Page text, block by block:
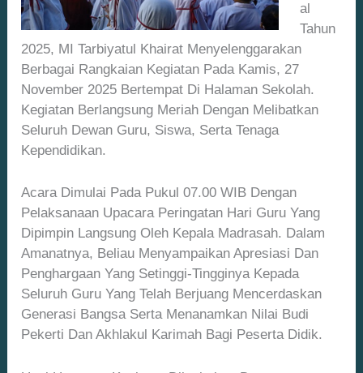
Al
Tahun
2025, MI Tarbiyatul Khairat Menyelenggarakan
Berbagai Rangkaian Kegiatan Pada Kamis, 27
November 2025 Bertempat Di Halaman Sekolah.
Kegiatan Berlangsung Meriah Dengan Melibatkan
Seluruh Dewan Guru, Siswa, Serta Tenaga
Kependidikan.
Acara Dimulai Pada Pukul 07.00 WIB Dengan
Pelaksanaan Upacara Peringatan Hari Guru Yang
Dipimpin Langsung Oleh Kepala Madrasah. Dalam
Amanatnya, Beliau Menyampaikan Apresiasi Dan
Penghargaan Yang Setinggi-Tingginya Kepada
Seluruh Guru Yang Telah Berjuang Mencerdaskan
Generasi Bangsa Serta Menanamkan Nilai Budi
Pekerti Dan Akhlakul Karimah Bagi Peserta Didik.